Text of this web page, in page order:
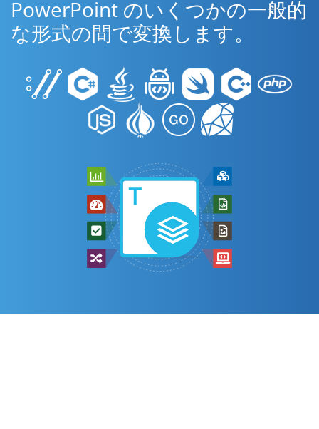
PowerPoint のいくつかの一般的
な形式の間で変換します。